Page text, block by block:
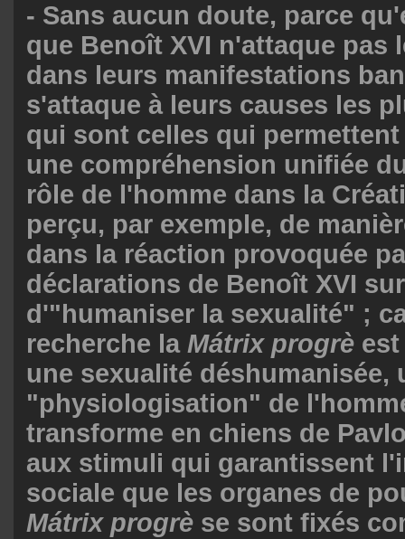
- Sans aucun doute, parce
que Benoît XVI n'attaque pas
dans leurs manifestations
s'attaque à leurs causes les
qui sont celles qui
une compréhension unifiée
rôle de l'homme dans la
perçu, par exemple, de
dans la réaction provoquée
déclarations de Benoît XVI
d'"humaniser la sexualité" ;
recherche la Mátrix progrè
une sexualité déshumanisée,
"physiologisation" de
transforme en chiens de
aux stimuli qui garantissent
sociale que les organes de
Mátrix progrè se sont fixés